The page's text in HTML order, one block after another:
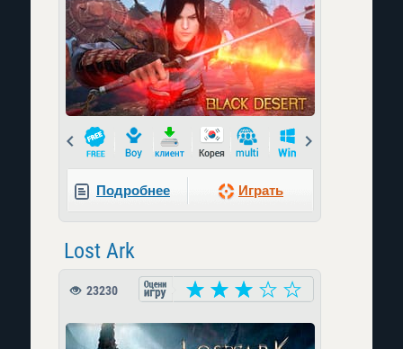
Prev
Подробнее Играть
Lost Ark
23230